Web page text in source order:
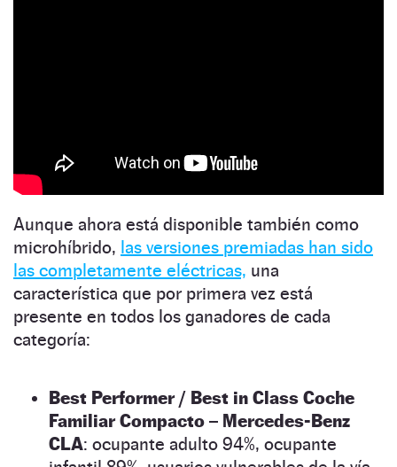
Aunque ahora está disponible también como
microhíbrido, las versiones premiadas han sido
las completamente eléctricas, una
característica que por primera vez está
presente en todos los ganadores de cada
categoría:
Best Performer / Best in Class Coche
Familiar Compacto – Mercedes-Benz
CLA: ocupante adulto 94%, ocupante